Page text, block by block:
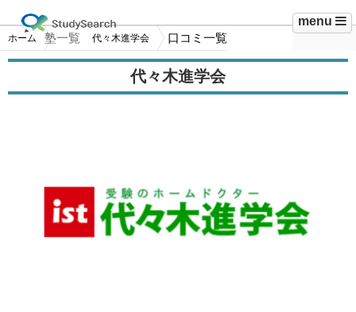
menu
ホーム 塾一覧 代々木進学会 口コミ一覧
代々木進学会